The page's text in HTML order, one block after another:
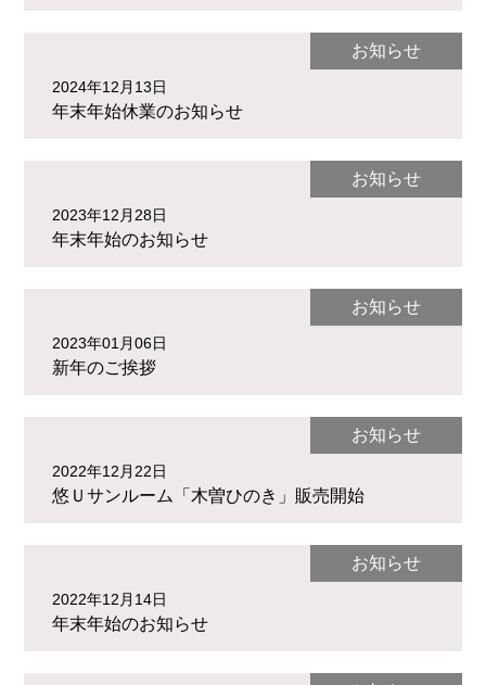
お知らせ
2024年12月13日
年末年始休業のお知らせ
お知らせ
2023年12月28日
年末年始のお知らせ
お知らせ
2023年01月06日
新年のご挨拶
お知らせ
2022年12月22日
悠Ｕサンルーム「木曽ひのき」販売開始
お知らせ
2022年12月14日
年末年始のお知らせ